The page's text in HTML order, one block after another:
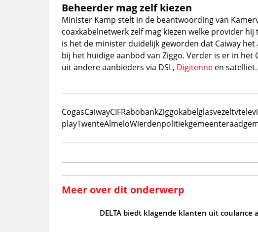
Beheerder mag zelf kiezen
Minister Kamp stelt in de beantwoording van
coaxkabelnetwerk zelf mag kiezen welke provider
is het de minister duidelijk geworden dat Caiway
bij het huidige aanbod van Ziggo. Verder is er in het
uit andere aanbieders via DSL, Digitenneen satelliet.
CogasCaiwayCIFRabobankZiggokabelglasvezeltv
playTwenteAlmeloWierdenpolitiekgemeenteraad
Meer over dit onderwerp
DELTA biedt klagende klanten uit coulance